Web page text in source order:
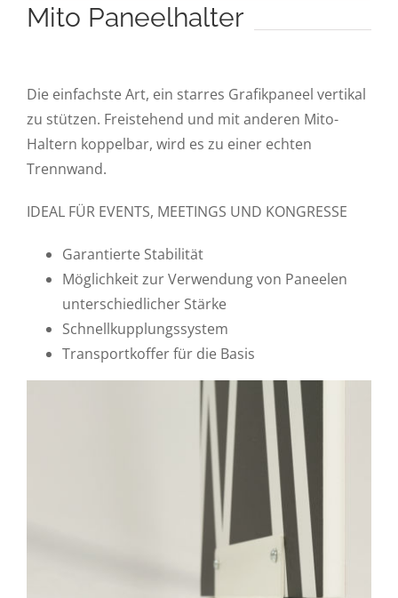
Mito Paneelhalter
Die einfachste Art, ein starres Grafikpaneel vertikal
zu stützen. Freistehend und mit anderen Mito-
Haltern koppelbar, wird es zu einer echten
Trennwand.
IDEAL FÜR EVENTS, MEETINGS UND KONGRESSE
Garantierte Stabilität
Möglichkeit zur Verwendung von Paneelen
unterschiedlicher Stärke
Schnellkupplungssystem
Transportkoffer für die Basis